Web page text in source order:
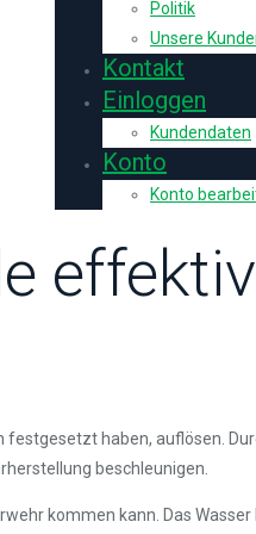
Politik
Unsere
Kontakt
Einloggen
Kundendaten
Konto
Konto
effektiv
haben, auflösen.
beschleunigen.
kommen kann. Das